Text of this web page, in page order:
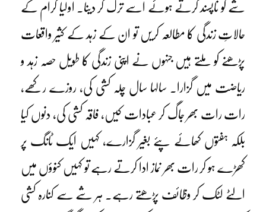
شے کو ناپسند کرتے ہوئے اسے ترک کر دینا۔ اولیا کرام کے
حالاتِ زندگی کا مطالعہ کریں تو ان کے زہد کے کثیر واقعات
پڑھنے کو ملتے ہیں جنہوں نے اپنی زندگی کا طویل حصہ زہد و
ریاضت میں گزارا۔ سالہا سال چلہ کشی کی، روزے رکھے،
رات رات بھر جاگ کر عبادات کیں، فاقہ کشی کی، دنوں کیا
بلکہ ہفتوں کھائے پئے بغیر گزارے، کہیں ایک ٹانگ پر
کھڑے ہو کر رات بھر نماز ادا کرتے رہے تو کہیں کنوؤں میں
الٹے لٹک کر وظائف پڑھتے رہے۔ ہر شے سے کنارہ کشی